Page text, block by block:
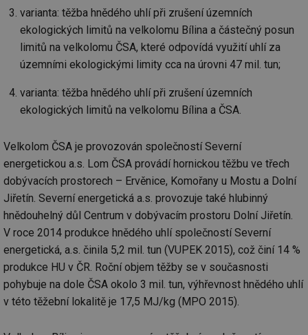
varianta: těžba hnědého uhlí při zrušení územních
ekologických limitů na velkolomu Bílina a částečný posun
limitů na velkolomu ČSA, které odpovídá využití uhlí za
územními ekologickými limity cca na úrovni 47 mil. tun;
varianta: těžba hnědého uhlí při zrušení územních
ekologických limitů na velkolomu Bílina a ČSA.
Velkolom ČSA je provozován společností Severní
energetickou a.s. Lom ČSA provádí hornickou těžbu ve třech
dobývacích prostorech – Ervěnice, Komořany u Mostu a Dolní
Jiřetín. Severní energetická a.s. provozuje také hlubinný
hnědouhelný důl Centrum v dobývacím prostoru Dolní Jiřetín.
V roce 2014 produkce hnědého uhlí společností Severní
energetická, a.s. činila 5,2 mil. tun (VUPEK 2015), což činí 14 %
produkce HU v ČR. Roční objem těžby se v současnosti
pohybuje na dole ČSA okolo 3 mil. tun, výhřevnost hnědého uhlí
v této těžební lokalitě je 17,5 MJ/kg (MPO 2015).